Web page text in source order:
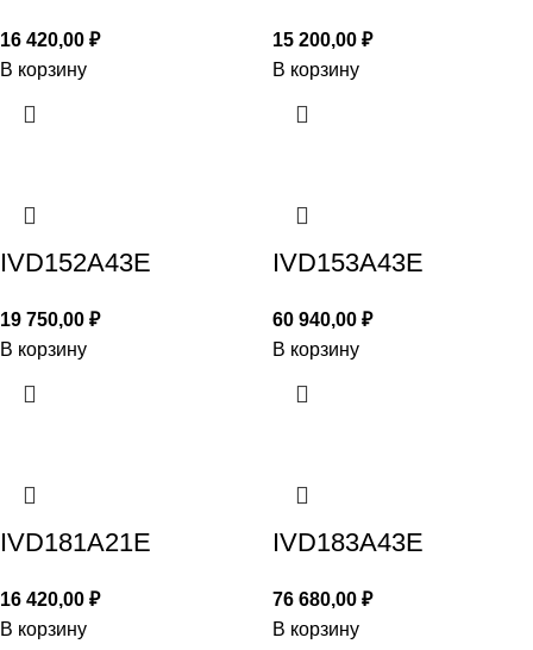
16 420,00 ₽
В корзину
15 200,00 ₽
В корзину
IVD152A43E
19 750,00 ₽
В корзину
IVD153A43E
60 940,00 ₽
В корзину
IVD181A21E
16 420,00 ₽
В корзину
IVD183A43E
76 680,00 ₽
В корзину